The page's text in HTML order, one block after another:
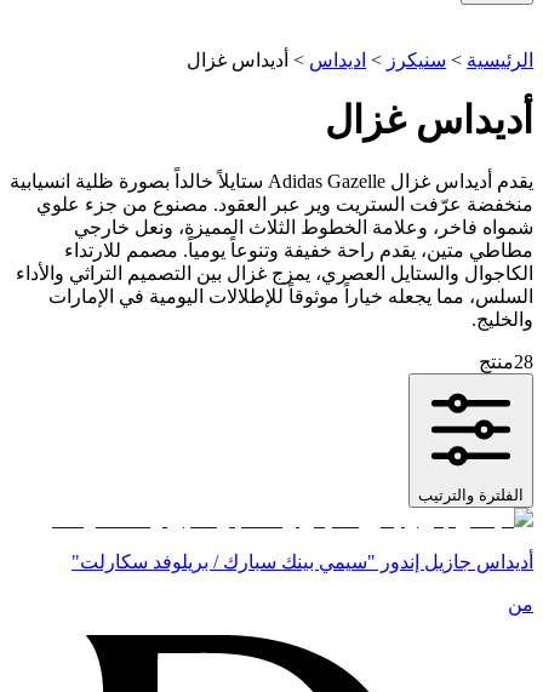
الرئيسية > سنيكرز > اديداس > أديداس غزال
أديداس غزال
يقدم أديداس غزال Adidas Gazelle ستايلاً خالداً بصورة ظلية انسيابية
منخفضة عرّفت الستريت وير عبر العقود. مصنوع من جزء علوي
شمواه فاخر، وعلامة الخطوط الثلاث المميزة، ونعل خارجي
مطاطي متين، يقدم راحة خفيفة وتنوعاً يومياً. مصمم للارتداء
الكاجوال والستايل العصري، يمزج غزال بين التصميم التراثي والأداء
السلس، مما يجعله خياراً موثوقاً للإطلالات اليومية في الإمارات
والخليج.
28منتج
الفلترة والترتيب
أديداس جازيل إندور "سيمي بينك سبارك / بريلوفد سكارلت"
من